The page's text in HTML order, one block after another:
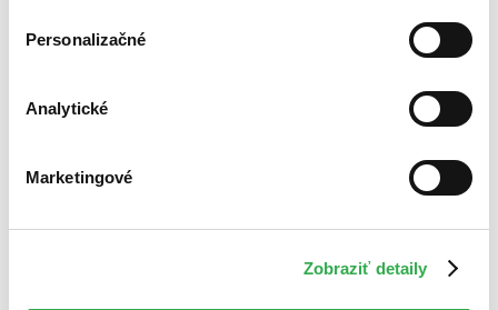
Personalizačné
Analytické
Marketingové
Zobraziť detaily
Bestsellery
Najdrahšie
Najlacnejšie